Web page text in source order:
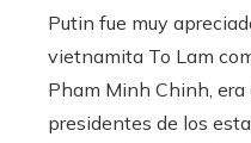
Putin fue muy
vietnamita To Lam
Pham Minh Chinh,
presidentes de los